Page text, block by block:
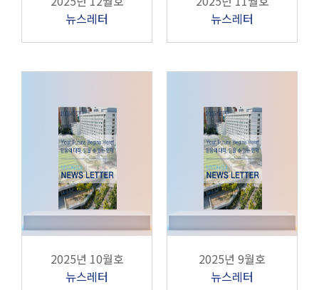
뉴스레터
뉴스레터
2025년 10월호
뉴스레터
2025년 9월호
뉴스레터